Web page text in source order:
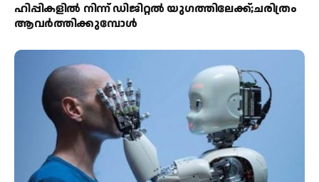
ഹിപ്പികളില്‍ നിന്ന് ഡിജിറ്റല്‍ യുഗത്തിലേക്ക്;ചരിത്രം
ആവര്‍ത്തിക്കുമ്പോള്‍